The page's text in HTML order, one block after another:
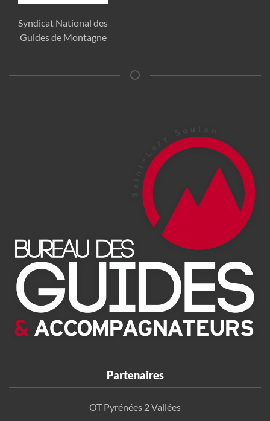
Syndicat National des
Guides de Montagne
Partenaires
OT Pyrénées 2 Vallées